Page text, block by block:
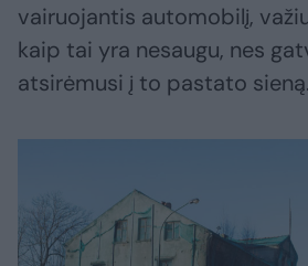
vairuojantis automobilį,
kaip tai yra nesaugu, nes
atsirėmusi į to pastato sieną.